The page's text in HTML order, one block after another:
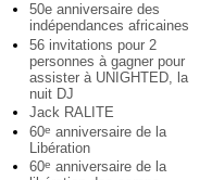
50e anniversaire des
indépendances africaines
56 invitations pour 2
personnes à gagner pour
assister à UNIGHTED, la
nuit DJ
Jack RALITE
60e anniversaire de la
Libération
60e anniversaire de la